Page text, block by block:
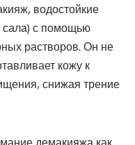
водостойкие
сала) с помощью
растворов. Он не
кожу к
снижая трение